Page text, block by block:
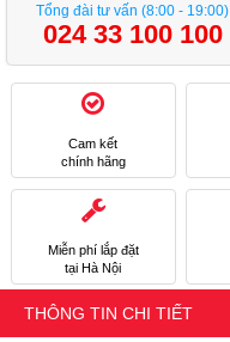
Tổng đài tư vấn (8:00 - 19:00)
024 33 100 100
Cam kết
chính hãng
Miễn phí lắp đặt
tại Hà Nội
THÔNG TIN CHI TIẾT